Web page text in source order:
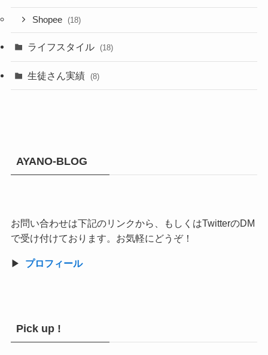
Shopee (18)
ライフスタイル (18)
生徒さん実績 (8)
AYANO-BLOG
お問い合わせは下記のリンクから、もしくはTwitterのDM
で受け付けております。お気軽にどうぞ！
▶︎ プロフィール
Pick up !